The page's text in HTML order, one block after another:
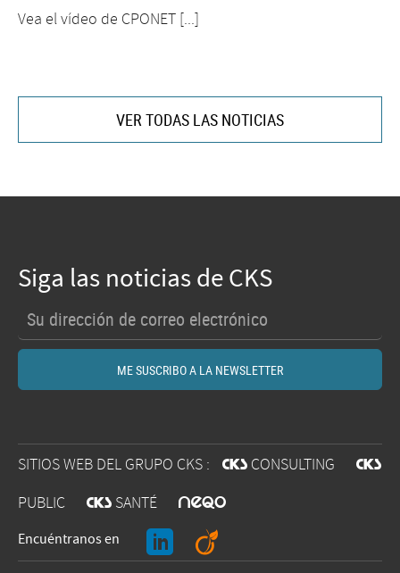
Vea el vídeo de CPONET [...]
VER TODAS LAS NOTICIAS
Siga las noticias de CKS
SITIOS WEB DEL GRUPO CKS : @ CONSULTING @
PUBLIC @ SANTÉ O
Encuéntranos en J A